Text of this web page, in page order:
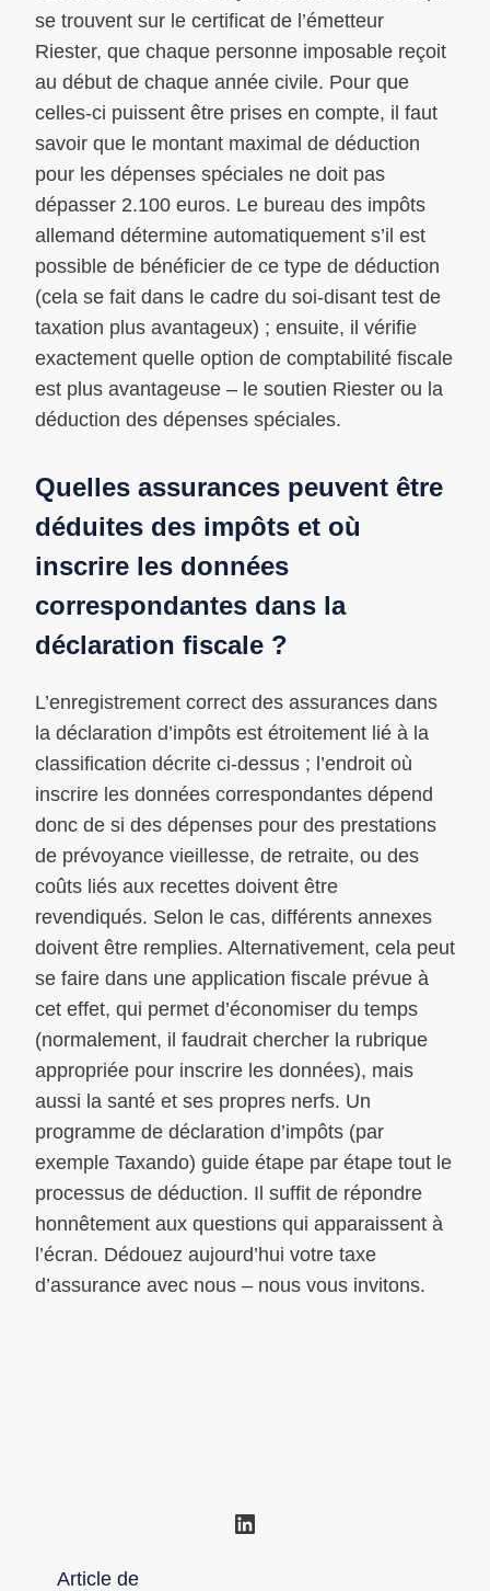
se trouvent sur le certificat de l’émetteur
Riester, que chaque personne imposable reçoit
au début de chaque année civile. Pour que
celles-ci puissent être prises en compte, il faut
savoir que le montant maximal de déduction
pour les dépenses spéciales ne doit pas
dépasser 2.100 euros. Le bureau des impôts
allemand détermine automatiquement s’il est
possible de bénéficier de ce type de déduction
(cela se fait dans le cadre du soi-disant test de
taxation plus avantageux) ; ensuite, il vérifie
exactement quelle option de comptabilité fiscale
est plus avantageuse – le soutien Riester ou la
déduction des dépenses spéciales.
Quelles assurances peuvent être
déduites des impôts et où
inscrire les données
correspondantes dans la
déclaration fiscale ?
L’enregistrement correct des assurances dans
la déclaration d’impôts est étroitement lié à la
classification décrite ci-dessus ; l’endroit où
inscrire les données correspondantes dépend
donc de si des dépenses pour des prestations
de prévoyance vieillesse, de retraite, ou des
coûts liés aux recettes doivent être
revendiqués. Selon le cas, différents annexes
doivent être remplies. Alternativement, cela peut
se faire dans une application fiscale prévue à
cet effet, qui permet d’économiser du temps
(normalement, il faudrait chercher la rubrique
appropriée pour inscrire les données), mais
aussi la santé et ses propres nerfs. Un
programme de déclaration d’impôts (par
exemple Taxando) guide étape par étape tout le
processus de déduction. Il suffit de répondre
honnêtement aux questions qui apparaissent à
l’écran. Dédouez aujourd’hui votre taxe
d’assurance avec nous – nous vous invitons.
LinkedIn
Article de